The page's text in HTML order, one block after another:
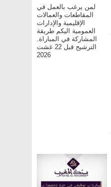
لمن يرغب بالعمل في
المقاطعات والعمالات
الإقليمية والإدارات
العمومية اليكم طريقة
المشاركة في المباراة.
الترشيح قبل 22 غشت
2026